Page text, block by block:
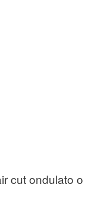
cut ondulato o